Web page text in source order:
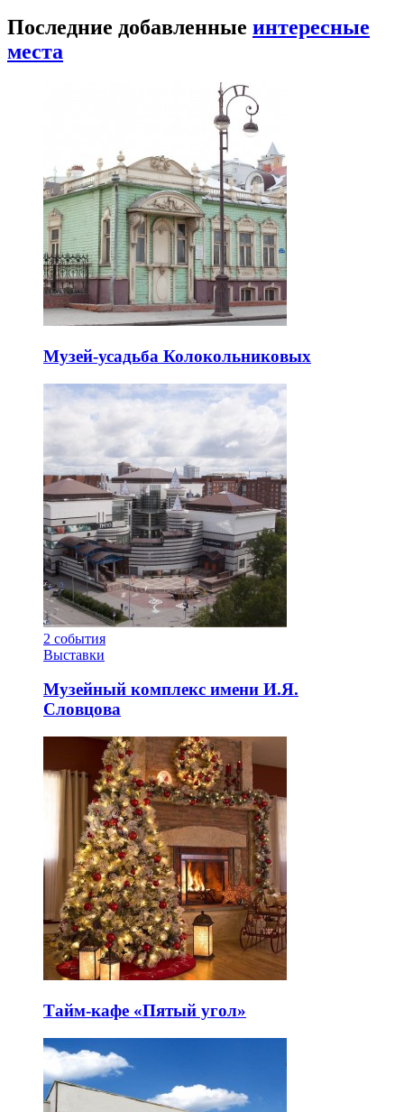
Последние добавленные интересные
места
Музей-усадьба Колокольниковых
2 события
Выставки
Музейный комплекс имени И.Я.
Словцова
Тайм-кафе «Пятый угол»